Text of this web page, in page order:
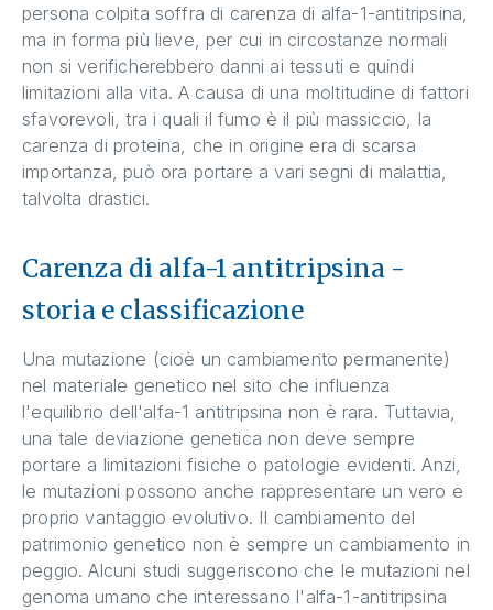
persona colpita soffra di carenza di alfa-1-antitripsina,
ma in forma più lieve, per cui in circostanze normali
non si verificherebbero danni ai tessuti e quindi
limitazioni alla vita. A causa di una moltitudine di fattori
sfavorevoli, tra i quali il fumo è il più massiccio, la
carenza di proteina, che in origine era di scarsa
importanza, può ora portare a vari segni di malattia,
talvolta drastici.
Carenza di alfa-1 antitripsina -
storia e classificazione
Una mutazione (cioè un cambiamento permanente)
nel materiale genetico nel sito che influenza
l'equilibrio dell'alfa-1 antitripsina non è rara. Tuttavia,
una tale deviazione genetica non deve sempre
portare a limitazioni fisiche o patologie evidenti. Anzi,
le mutazioni possono anche rappresentare un vero e
proprio vantaggio evolutivo. Il cambiamento del
patrimonio genetico non è sempre un cambiamento in
peggio. Alcuni studi suggeriscono che le mutazioni nel
genoma umano che interessano l'alfa-1-antitripsina